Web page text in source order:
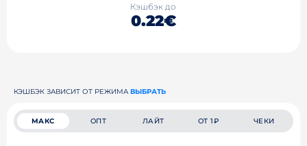
Кэшбэк до
0.22€
КЭШБЭК ЗАВИСИТ ОТ РЕЖИМА ВЫБРАТЬ
МАКС ОПТ ЛАЙТ ОТ 1₽ ЧЕКИ